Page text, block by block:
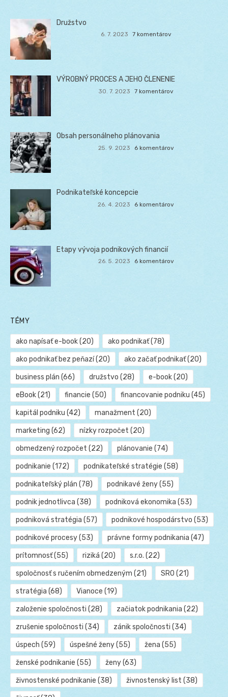
Družstvo
6. 7. 2023 7 komentárov
VÝROBNÝ PROCES A JEHO ČLENENIE
30. 7. 2023 7 komentárov
Obsah personálneho plánovania
25. 9. 2023 6 komentárov
Podnikateľské koncepcie
26. 4. 2023 6 komentárov
Etapy vývoja podnikových financií
26. 5. 2023 6 komentárov
TÉMY
ako napísať e-book(20) ako podnikať(78)
ako podnikať bez peňazí(20) ako začať podnikať(20)
business plán (66) družstvo (28) e-book(20)
eBook(21) financie (50) financovanie podniku (45)
kapitál podniku (42) manažment (20)
marketing (62) nízky rozpočet (20)
obmedzený rozpočet (22) plánovanie (74)
podnikanie (172) podnikateľské stratégie (58)
podnikateľský plán (78) podnikavé ženy(55)
podnik jednotlivca (38) podniková ekonomika (53)
podniková stratégia (57) podnikové hospodárstvo (53)
podnikové procesy(53) právne formy podnikania (47)
prítomnosť(55) riziká (20) s.r.o. (22)
spoločnosť s ručením obmedzeným (21) SRO (21)
stratégia (68) Vianoce (19)
založenie spoločnosti (28) začiatok podnikania (22)
zrušenie spoločnosti (34) zánik spoločnosti (34)
úspech (59) úspešné ženy(55) žena (55)
ženské podnikanie (55) ženy(63)
živnostenské podnikanie (38) živnostenský list (38)